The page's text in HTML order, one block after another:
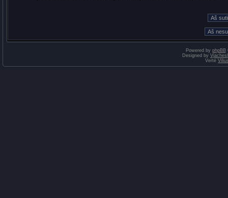
Powered by phpBB
Designed by
Vertė